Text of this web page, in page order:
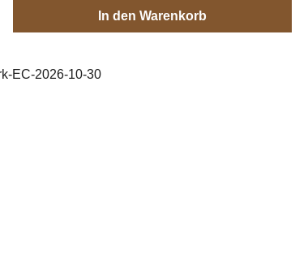
Gib den gewünschten Wert ein
In den Warenkorb
EC-2026-10-30